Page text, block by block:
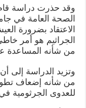
وقد حذرت دراسة
الصحة العامة في
الاعتقاد بضرورة
الجراثيم هو أمر
من شأنه المساعدة
من شأنه إضعاف تطور
للعدوى الجرثومية